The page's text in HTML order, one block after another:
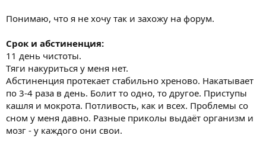
Понимаю, что я не хочу так и захожу на форум.
Срок и абстиненция:
11 день чистоты.
Тяги накуриться у меня нет.
Абстиненция протекает стабильно хреново. Накатывает
по 3-4 раза в день. Болит то одно, то другое. Приступы
кашля и мокрота. Потливость, как и всех. Проблемы со
сном у меня давно. Разные приколы выдаёт организм и
мозг - у каждого они свои.